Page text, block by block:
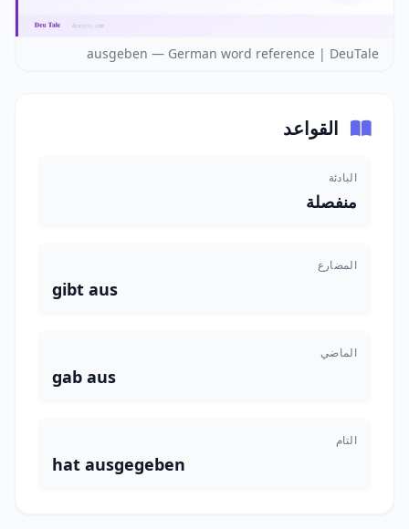
ausgeben — German word reference | DeuTale
القواعد
البادئة
منفصلة
المضارع
gibt aus
الماضي
gab aus
التام
hat ausgegeben